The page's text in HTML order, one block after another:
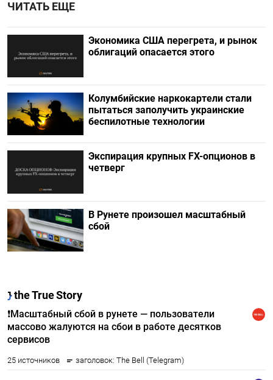
ЧИТАТЬ ЕЩЕ
Экономика США перегрета, и рынок
облигаций опасается этого
Колумбийские наркокартели стали
пытаться заполучить украинские
беспилотные технологии
Экспирация крупных FX-опционов в
четверг
В Рунете произошел масштабный
сбой